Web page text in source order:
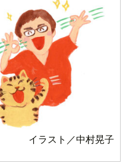
イラスト／中村晃子